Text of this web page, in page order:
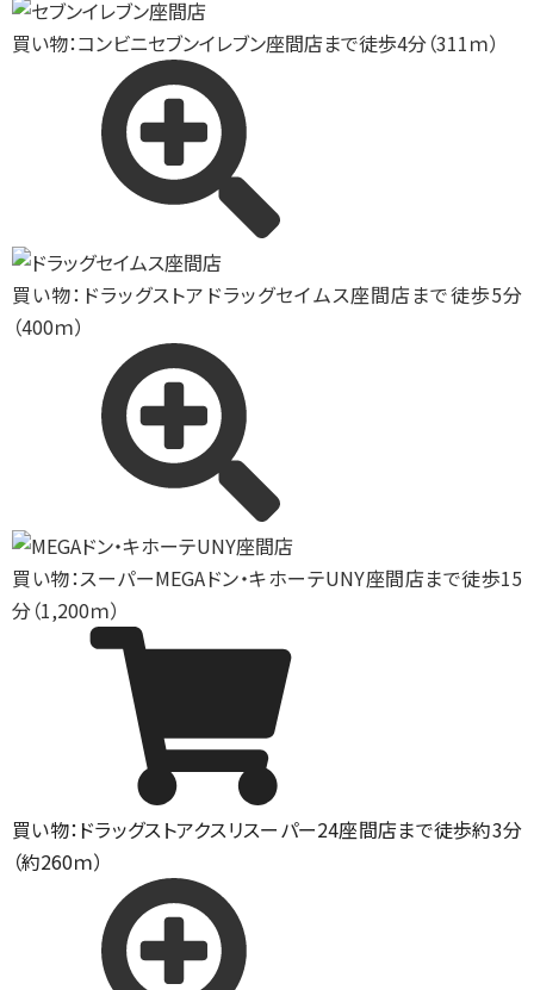
買い物：コンビニセブンイレブン座間店まで徒歩4分（311ｍ）
買い物：ドラッグストア ドラッグセイムス座間店まで徒歩5分
（400ｍ）
買い物：スーパーMEGAドン・キホーテUNY座間店まで徒歩15
分（1,200ｍ）
買い物：ドラッグストアクスリスーパー24座間店まで徒歩約3分
（約260ｍ）